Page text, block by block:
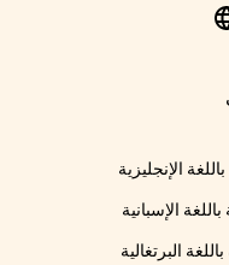
الإنجليزية
الإسبانية
البرتغالية